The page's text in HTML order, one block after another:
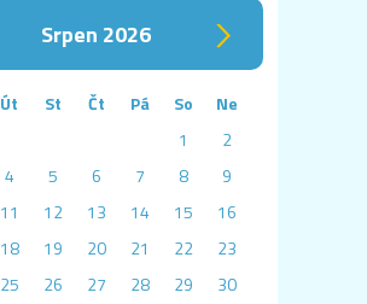
srpen 2026 ›
Út St Čt Pá So
Ne
1
2
4 5 6 7 8
9
11 12 13 14 15
16
18 19 20 21 22
23
25 26 27 28 29
30